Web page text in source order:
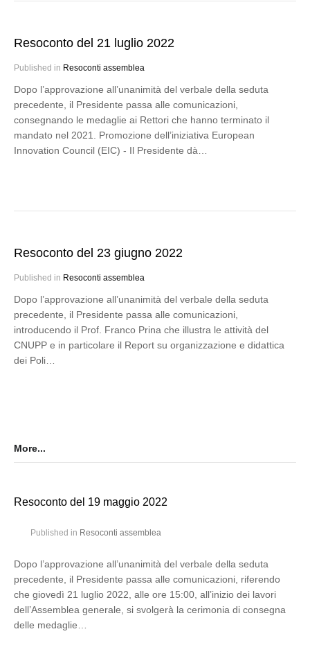
Resoconto del 21 luglio 2022
Published in Resoconti assemblea
Dopo l’approvazione all’unanimità del verbale della seduta
precedente, il Presidente passa alle comunicazioni,
consegnando le medaglie ai Rettori che hanno terminato il
mandato nel 2021. Promozione dell’iniziativa European
Innovation Council (EIC) - Il Presidente dà…
Resoconto del 23 giugno 2022
Published in Resoconti assemblea
Dopo l’approvazione all’unanimità del verbale della seduta
precedente, il Presidente passa alle comunicazioni,
introducendo il Prof. Franco Prina che illustra le attività del
CNUPP e in particolare il Report su organizzazione e didattica
dei Poli…
More...
Resoconto del 19 maggio 2022
Published in Resoconti assemblea
Dopo l’approvazione all’unanimità del verbale della seduta
precedente, il Presidente passa alle comunicazioni, riferendo
che giovedì 21 luglio 2022, alle ore 15:00, all’inizio dei lavori
dell’Assemblea generale, si svolgerà la cerimonia di consegna
delle medaglie…